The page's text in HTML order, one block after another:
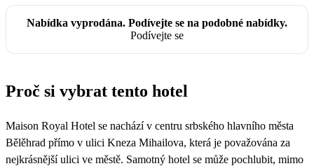
Nabídka vyprodána. Podívejte se na podobné nabídky.
Podívejte se
Proč si vybrat tento hotel
Maison Royal Hotel se nachází v centru srbského hlavního města
Bělěhrad přímo v ulici Kneza Mihailova, která je považována za
nejkrásnější ulici ve městě. Samotný hotel se může pochlubit, mimo